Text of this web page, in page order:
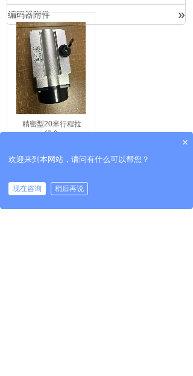
编码器附件 »
精密型20米行程拉
线盒
×
欢迎来到本网站，请问有什么可以帮您？
现在咨询 稍后再说